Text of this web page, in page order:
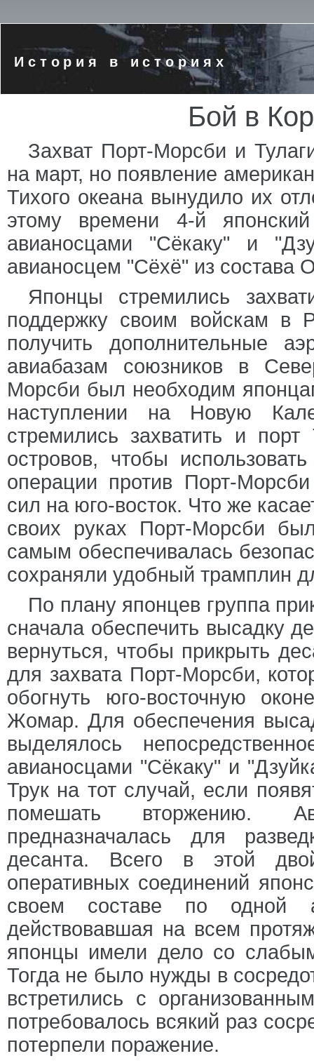
История в историях
Бой в
Захват Порт-Морсби и
на март, но появление
Тихого океана вынудило их
этому времени 4-й
авианосцами "Сёкаку" и
авианосцем "Сёхё" из состава
Японцы стремились
поддержку своим войскам в
получить дополнительные
авиабазам союзников в
Морсби был необходим
наступлении на Новую
стремились захватить и
островов, чтобы
операции против Порт-
сил на юго-восток. Что же
своих руках Порт-Морсби
самым обеспечивалась
сохраняли удобный трамплин
По плану японцев группа
сначала обеспечить высадку
вернуться, чтобы прикрыть
для захвата Порт-Морсби,
обогнуть юго-восточную
Жомар. Для обеспечения
выделялось
авианосцами "Сёкаку" и
Трук на тот случай, если
помешать вторжению.
предназначалась для
десанта. Всего в этой
оперативных соединений
своем составе по одной
действовавшая на всем
японцы имели дело со
Тогда не было нужды в
встретились с
потребовалось всякий раз
потерпели поражение.